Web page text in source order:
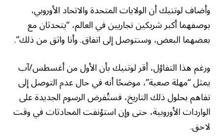
وأضاف لوتنيك أن الولايات المتحدة والاتحاد الأوروبي،
بوصفهما أكبر شريكين تجاريين في العالم، “يتحدثان مع
بعضهما البعض، وسنتوصل إلى اتفاق. وأنا واثق من ذلك”.
ورغم هذا التفاؤل، أقر لوتنيك بأن الأول من أغسطس/آب
يمثل “مهلة صعبة”، موضحًا أنه في حال عدم التوصل إلى
تفاهم بحلول ذلك التاريخ، فستُفرض الرسوم الجديدة على
الواردات الأوروبية، حتى وإن استؤنفت المحادثات في وقت
لاحق.